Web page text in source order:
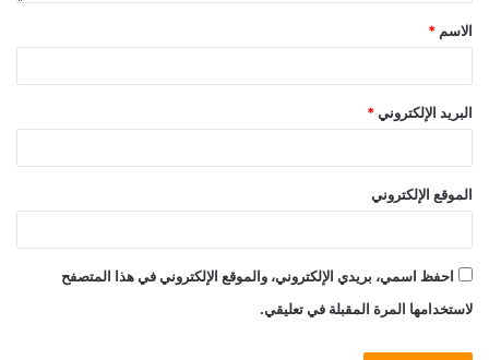
الاسم *
البريد الإلكتروني *
الموقع الإلكتروني
احفظ اسمي، بريدي الإلكتروني، والموقع الإلكتروني في هذا المتصفح
لاستخدامها المرة المقبلة في تعليقي.